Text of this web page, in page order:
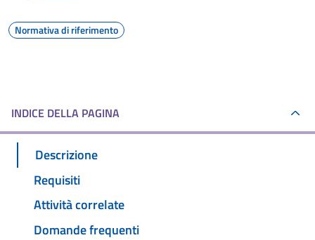
Normativa di riferimento
INDICE DELLA PAGINA
Descrizione
Requisiti
Attività correlate
Domande frequenti